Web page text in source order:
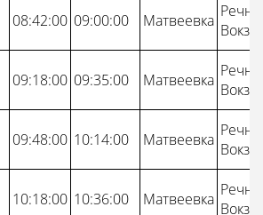
08:42:00 09:00:00 Матвеевка
09:18:00 09:35:00 Матвеевка
09:48:00 10:14:00 Матвеевка
10:18:00 10:36:00 Матвеевка